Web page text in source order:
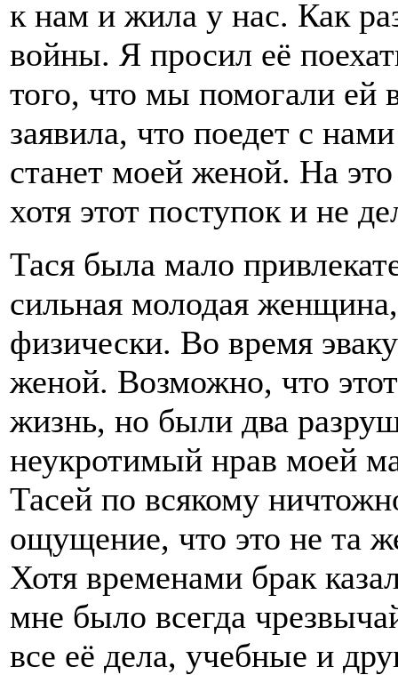
к нам и жила у нас. Как
войны. Я просил её
того, что мы помогали ей
заявила, что поедет с
станет моей женой. На
хотя этот поступок и не
Тася была мало
сильная молодая
физически. Во время
женой. Возможно, что
жизнь, но были два
неукротимый нрав моей
Тасей по всякому
ощущение, что это не та
Хотя временами брак
мне было всегда
все её дела, учебные и